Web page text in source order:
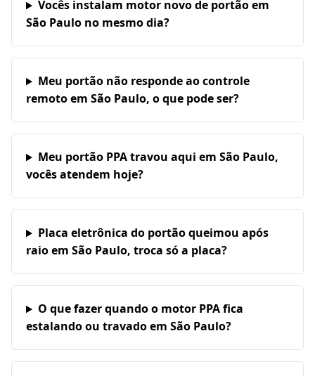
Vocês instalam motor novo de portão em
São Paulo no mesmo dia?
Meu portão não responde ao controle
remoto em São Paulo, o que pode ser?
Meu portão PPA travou aqui em São Paulo,
vocês atendem hoje?
Placa eletrônica do portão queimou após
raio em São Paulo, troca só a placa?
O que fazer quando o motor PPA fica
estalando ou travado em São Paulo?